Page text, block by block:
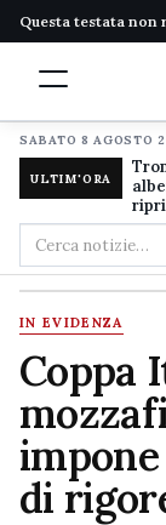
Questa testata non
SABATO 8 AGOSTO
ULTIM'ORA
Cerca
nel
sito
IN EVIDENZA
Coppa
di